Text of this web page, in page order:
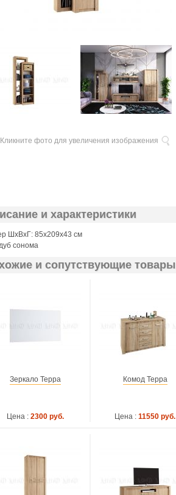
Кликните фото для увеличения изображения
и характеристики
ШхВхГ: 85х209х43 см
сонома
и сопутствующие товары
Зеркало Терра
Цена : 2300 руб.
Комод Терра
Цена : 11550 руб.